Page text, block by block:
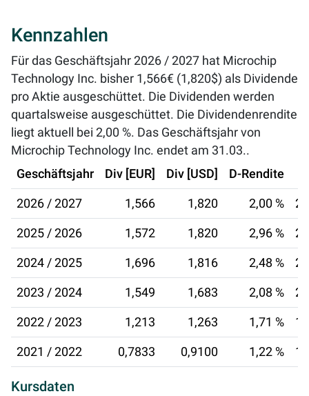
Kennzahlen
Für das Geschäftsjahr 2026 / 2027 hat Microchip
Technology Inc. bisher 1,566€ (1,820$) als Dividende
pro Aktie ausgeschüttet. Die Dividenden werden
quartalsweise ausgeschüttet. Die Dividendenrendite
liegt aktuell bei 2,00 %. Das Geschäftsjahr von
Microchip Technology Inc. endet am 31.03..
Geschäftsjahr
Div [EUR] Div [USD] D-Rendite
2026 / 2027 1,566 1,820 2,00 %
2025 / 2026 1,572 1,820 2,96 %
2024 / 2025 1,696 1,816 2,48 %
2023 / 2024 1,549 1,683 2,08 %
2022 / 2023 1,213 1,263 1,71 %
2021 / 2022 0,7833 0,9100 1,22 %
Kursdaten